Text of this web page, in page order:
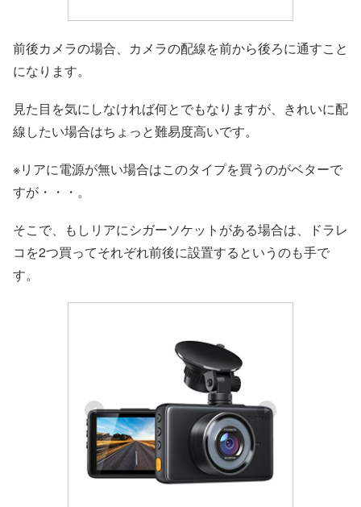
前後カメラの場合、カメラの配線を前から後ろに通すこと
になります。
見た目を気にしなければ何とでもなりますが、きれいに配
線したい場合はちょっと難易度高いです。
※リアに電源が無い場合はこのタイプを買うのがベターで
すが・・・。
そこで、もしリアにシガーソケットがある場合は、ドラレ
コを2つ買ってそれぞれ前後に設置するというのも手で
す。